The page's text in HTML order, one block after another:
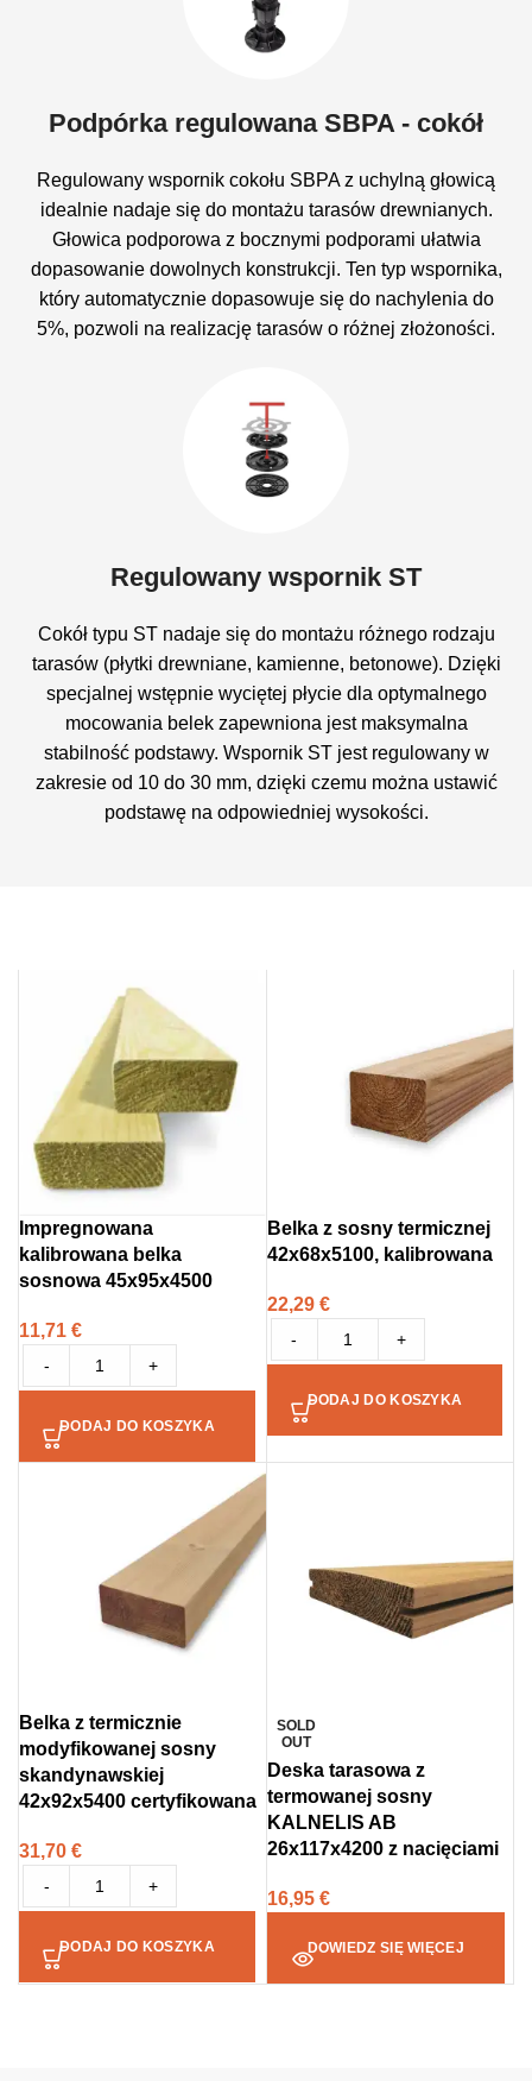
Podpórka regulowana SBPA - cokół
Regulowany wspornik cokołu SBPA z uchylną głowicą
idealnie nadaje się do montażu tarasów drewnianych.
Głowica podporowa z bocznymi podporami ułatwia
dopasowanie dowolnych konstrukcji. Ten typ wspornika,
który automatycznie dopasowuje się do nachylenia do
5%, pozwoli na realizację tarasów o różnej złożoności.
Regulowany wspornik ST
Cokół typu ST nadaje się do montażu różnego rodzaju
tarasów (płytki drewniane, kamienne, betonowe). Dzięki
specjalnej wstępnie wyciętej płycie dla optymalnego
mocowania belek zapewniona jest maksymalna
stabilność podstawy. Wspornik ST jest regulowany w
zakresie od 10 do 30 mm, dzięki czemu można ustawić
podstawę na odpowiedniej wysokości.
Impregnowana
kalibrowana belka
sosnowa 45x95x4500
11,71 €
- +
DODAJ DO KOSZYKA
Belka z sosny termicznej
42x68x5100, kalibrowana
22,29 €
- +
DODAJ DO KOSZYKA
Belka z termicznie
modyfikowanej sosny
skandynawskiej
42x92x5400 certyfikowana
31,70 €
- +
DODAJ DO KOSZYKA
SOLD
OUT
Deska tarasowa z
termowanej sosny
KALNELIS AB
26x117x4200 z nacięciami
16,95 €
DOWIEDZ SIĘ WIĘCEJ